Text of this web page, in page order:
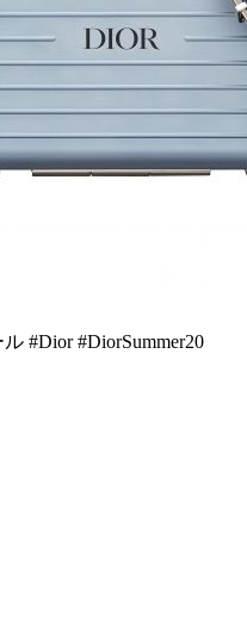
#Dior #DiorSummer20